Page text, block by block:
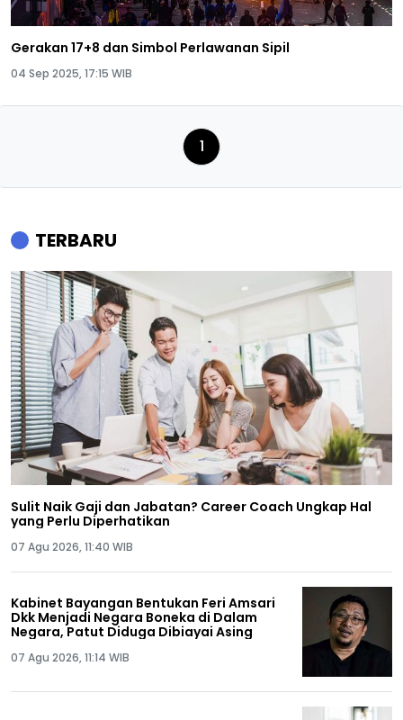
Gerakan 17+8 dan Simbol Perlawanan Sipil
04 Sep 2025, 17:15 WIB
1
TERBARU
Sulit Naik Gaji dan Jabatan? Career Coach Ungkap Hal
yang Perlu Diperhatikan
07 Agu 2026, 11:40 WIB
Kabinet Bayangan Bentukan Feri Amsari
Dkk Menjadi Negara Boneka di Dalam
Negara, Patut Diduga Dibiayai Asing
07 Agu 2026, 11:14 WIB